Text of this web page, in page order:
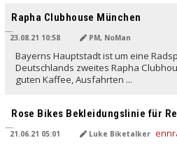
Rapha Clubhouse München
23.08.21 10:58 PM, NoMan
Bayerns Hauptstadt ist um eine
Deutschlands zweites Rapha
guten Kaffee, Ausfahrten ...
Rose Bikes Bekleidungslinie für
21.06.21 05:01 Luke Biketalker